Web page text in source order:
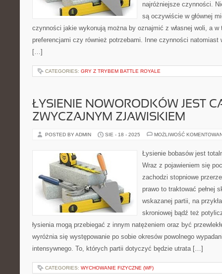
najróżniejsze czynności.
są oczywiście w głównej
czynności jakie wykonują można by oznajmić z własnej woli, a w
preferencjami czy również potrzebami. Inne czynności
[…]
CATEGORIES: GRY Z TRYBEM BATTLE ROYALE
ŁYSIENIE NOWORODKÓW JEST
ZWYCZAJNYM ZJAWISKIEM
POSTED BY ADMIN SIE - 18 - 2025 MOŻLIWOŚĆ
Łysienie bobasów jest
Wraz z pojawieniem się
zachodzi stopniowe
prawo to traktować pełnej
wskazanej partii, na
skroniowej bądź też
łysienia mogą przebiegać z innym natężeniem oraz być
wyróżnia się występowanie po sobie okresów powolnego
intensywnego. To, których partii dotyczyć będzie utrata […]
CATEGORIES: WYCHOWANIE FIZYCZNE (WF)